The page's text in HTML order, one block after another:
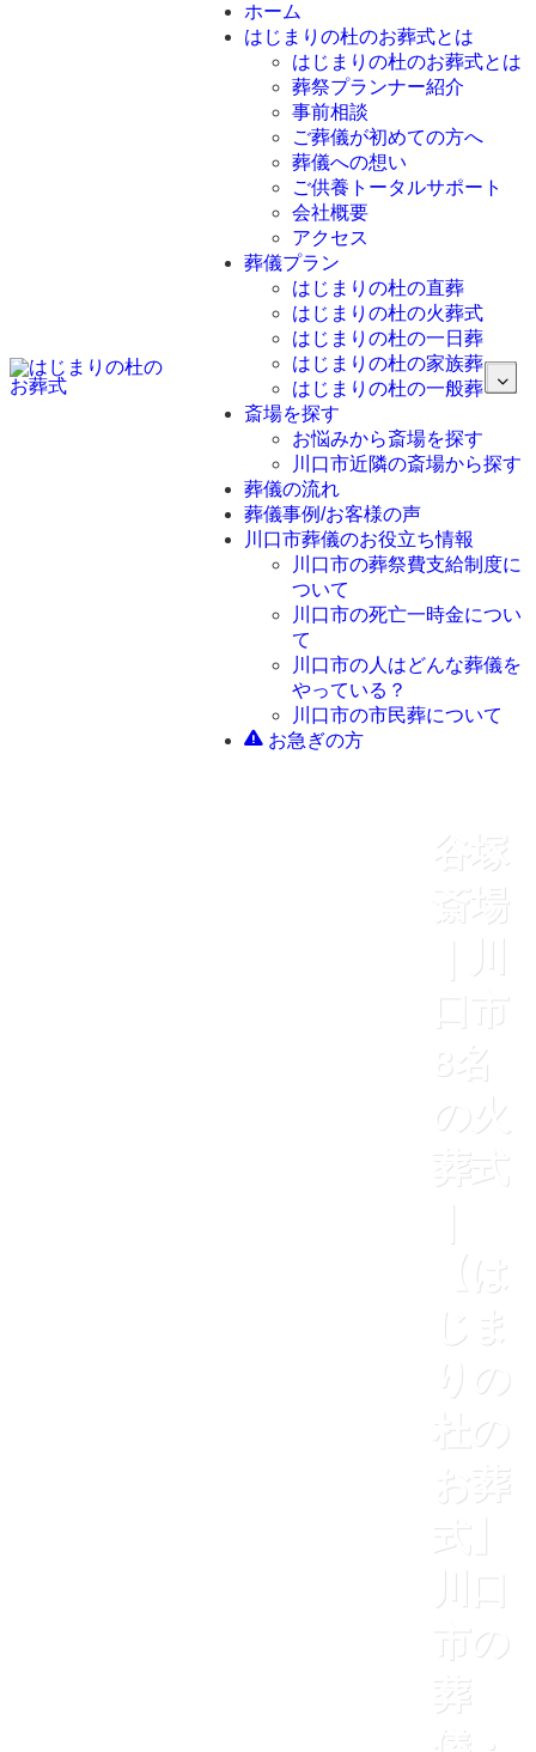
ホーム
はじまりの杜のお葬式とは
はじまりの杜のお葬式とは
葬祭プランナー紹介
事前相談
ご葬儀が初めての方へ
葬儀への想い
ご供養トータルサポート
会社概要
アクセス
葬儀プラン
はじまりの杜の直葬
はじまりの杜の火葬式
はじまりの杜の一日葬
はじまりの杜の家族葬
はじまりの杜の一般葬
斎場を探す
お悩みから斎場を探す
川口市近隣の斎場から探す
葬儀の流れ
葬儀事例/お客様の声
川口市葬儀のお役立ち情報
川口市の葬祭費支給制度に
ついて
川口市の死亡一時金につい
て
川口市の人はどんな葬儀を
やっている？
川口市の市民葬について
お急ぎの方
谷塚
斎場
｜川
口市
8名
の火
葬式
【は
じま
りの
杜の
お葬
式】
川口
市の
葬